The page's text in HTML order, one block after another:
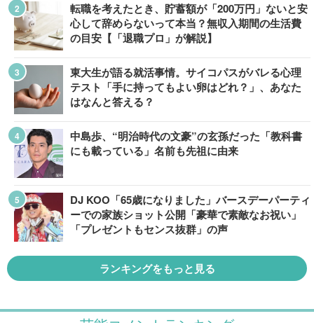
転職を考えたとき、貯蓄額が「200万円」ないと安
心して辞めらないって本当？無収入期間の生活費
の目安【「退職プロ」が解説】
東大生が語る就活事情。サイコパスがバレる心理
テスト「手に持ってもよい卵はどれ？」、あなた
はなんと答える？
中島歩、“明治時代の文豪”の玄孫だった「教科書
にも載っている」名前も先祖に由来
DJ KOO「65歳になりました」バースデーパーティ
ーでの家族ショット公開「豪華で素敵なお祝い」
「プレゼントもセンス抜群」の声
ランキングをもっと見る